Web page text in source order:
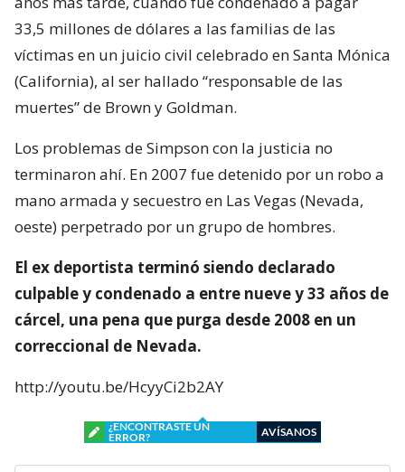
33,5 millones de dólares a las familias de las
víctimas en un juicio civil celebrado en Santa Mónica
(California), al ser hallado “responsable de las
muertes” de Brown y Goldman.
Los problemas de Simpson con la justicia no
terminaron ahí. En 2007 fue detenido por un robo a
mano armada y secuestro en Las Vegas (Nevada,
oeste) perpetrado por un grupo de hombres.
El ex deportista terminó siendo declarado
culpable y condenado a entre nueve y 33 años de
cárcel, una pena que purga desde 2008 en un
correccional de Nevada.
http://youtu.be/HcyyCi2b2AY
¿ENCONTRASTE UN
ERROR?
AVÍSANOS